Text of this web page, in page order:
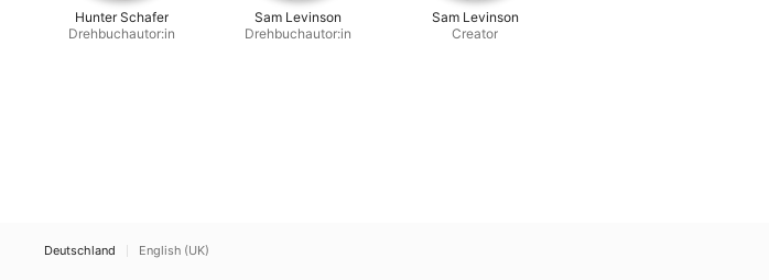
Hunter Schafer
Drehbuchautor:in
Sam Levinson
Drehbuchautor:in
Sam Levinson
Creator
Deutschland English (UK)